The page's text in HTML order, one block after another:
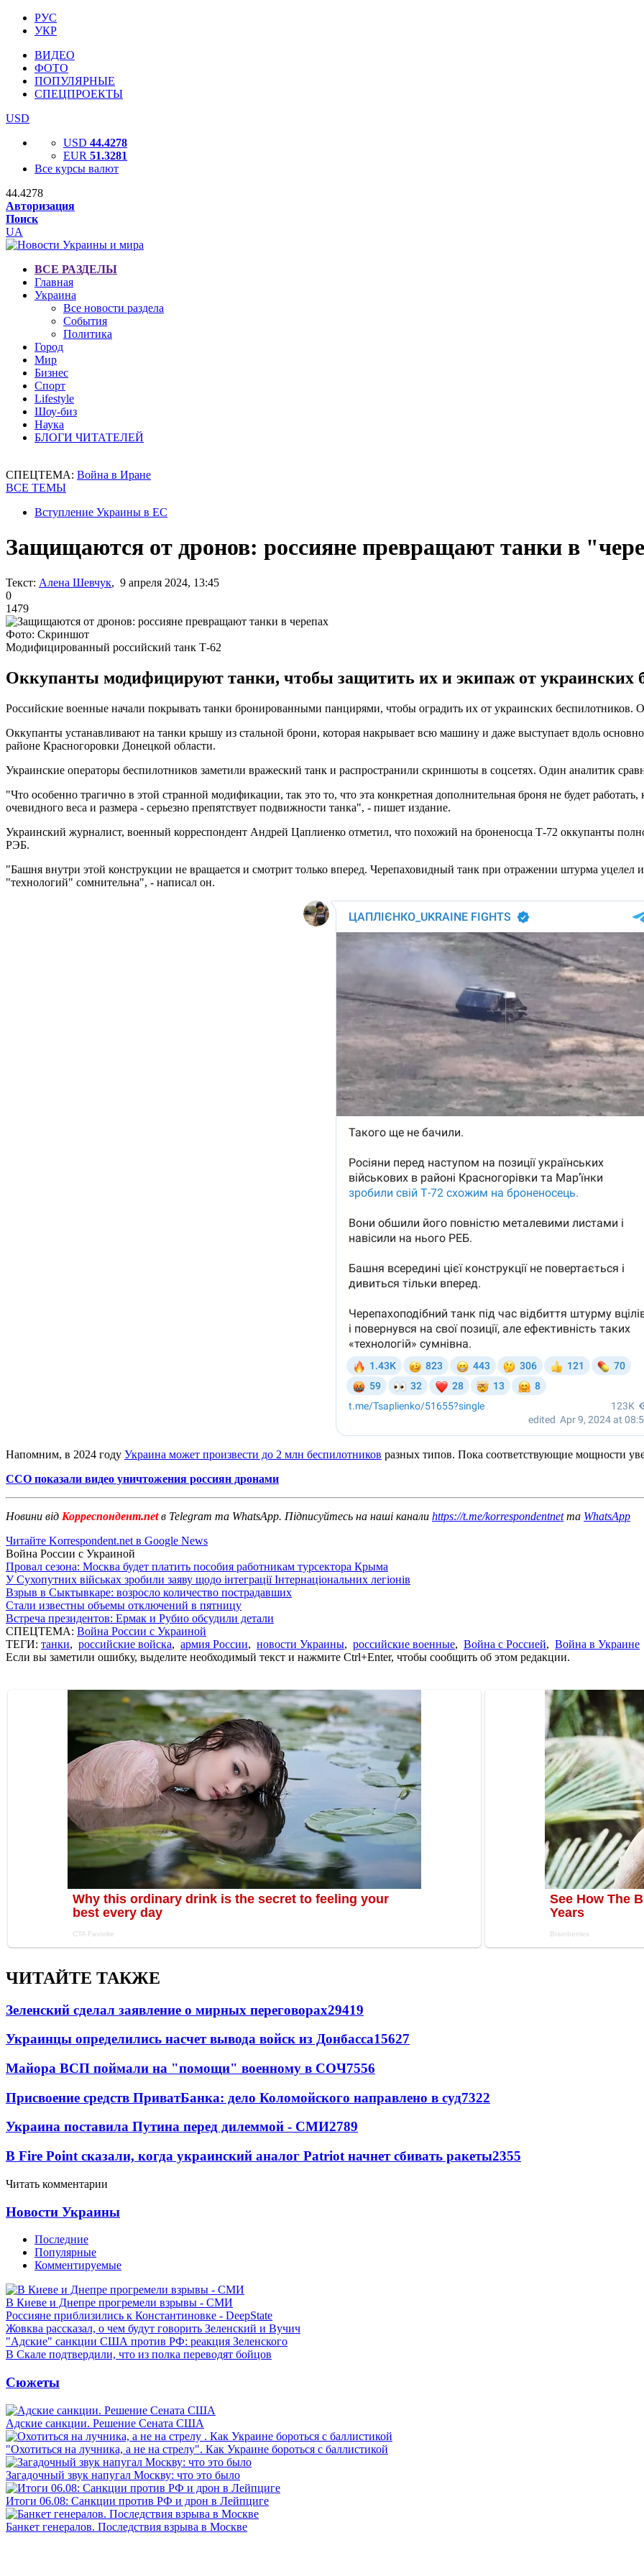
РУС
УКР
ВИДЕО
ФОТО
ПОПУЛЯРНЫЕ
СПЕЦПРОЕКТЫ
USD
USD 44.4278
EUR 51.3281
Все курсы валют
44.4278
Авторизация
Поиск
UA
ВСЕ РАЗДЕЛЫ
Главная
Украина
Все новости раздела
События
Политика
Город
Мир
Бизнес
Спорт
Lifestyle
Шоу-биз
Наука
БЛОГИ ЧИТАТЕЛЕЙ
СПЕЦТЕМА: Война в Иране
ВСЕ ТЕМЫ
Вступление Украины в ЕС
Защищаются от дронов: россияне превращают танки в
Текст: Алена Шевчук, 9 апреля 2024, 13:45
0
1479
Фото: Скриншот
Модифицированный российский танк Т-62
Оккупанты модифицируют танки, чтобы защитить их и экипаж от украинских
Российские военные начали покрывать танки бронированными панцирями, чтобы оградить их от украинских беспилотников.
Оккупанты устанавливают на танки крышу из стальной брони, которая накрывает всю машину и даже выступает вдоль
районе Красногоровки Донецкой области.
Украинские операторы беспилотников заметили вражеский танк и распространили скриншоты в соцсетях. Один аналитик
"Что особенно трагично в этой странной модификации, так это то, что эта конкретная дополнительная броня не будет
очевидного веса и размера - серьезно препятствует подвижности танка", - пишет издание.
Украинский журналист, военный корреспондент Андрей Цаплиенко отметил, что похожий на броненосца Т-72 оккупанты
РЭБ.
"Башня внутри этой конструкции не вращается и смотрит только вперед. Черепаховидный танк при отражении штурма уцелел
"технологий" сомнительна", - написал он.
Напомним, в 2024 году Украина может произвести до 2 млн беспилотников разных типов. Пока соответствующие мощности
ССО показали видео уничтожения россиян дронами
Новини від Корреспондент.netв Telegram та WhatsApp. Підписуйтесь на наші канали https://t.me/korrespondentnetта WhatsApp
Читайте Korrespondent.net в Google News
Война России с Украиной
Провал сезона: Москва будет платить пособия работникам турсектора Крыма
У Сухопутних військах зробили заяву щодо інтеграції Інтернаціональних легіонів
Взрыв в Сыктывкаре: возросло количество пострадавших
Стали известны объемы отключений в пятницу
Встреча президентов: Ермак и Рубио обсудили детали
СПЕЦТЕМА: Война России с Украиной
ТЕГИ: танки, российские войска, армия России, новости Украины, российские военные, Война с Россией, Война в Украине
Если вы заметили ошибку, выделите необходимый текст и нажмите Ctrl+Enter, чтобы сообщить об этом редакции.
ЧИТАЙТЕ ТАКЖЕ
Зеленский сделал заявление о мирных переговорах29419
Украинцы определились насчет вывода войск из Донбасса15627
Майора ВСП поймали на "помощи" военному в СОЧ7556
Присвоение средств ПриватБанка: дело Коломойского направлено в суд7322
Украина поставила Путина перед дилеммой - СМИ2789
В Fire Point сказали, когда украинский аналог Patriot начнет сбивать ракеты2355
Читать комментарии
Новости Украины
Последние
Популярные
Комментируемые
В Киеве и Днепре прогремели взрывы - СМИ
Россияне приблизились к Константиновке - DeepState
Жовква рассказал, о чем будут говорить Зеленский и Вучич
"Адские" санкции США против РФ: реакция Зеленского
В Скале подтвердили, что из полка переводят бойцов
Сюжеты
Адские санкции. Решение Сената США
"Охотиться на лучника, а не на стрелу". Как Украине бороться с баллистикой
Загадочный звук напугал Москву: что это было
Итоги 06.08: Санкции против РФ и дрон в Лейпциге
Банкет генералов. Последствия взрыва в Москве